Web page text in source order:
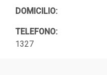
DOMICILIO:
TELEFONO:
1327